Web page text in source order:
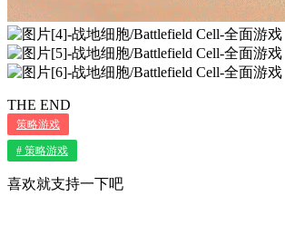
THE END
策略游戏
# 策略游戏
喜欢就支持一下吧